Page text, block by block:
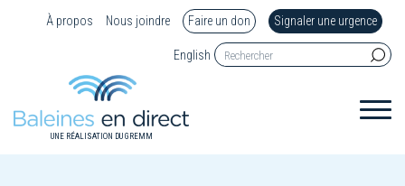
À propos Nous joindre Faire un don Signaler une urgence
English
UNE RÉALISATION DU GREMM